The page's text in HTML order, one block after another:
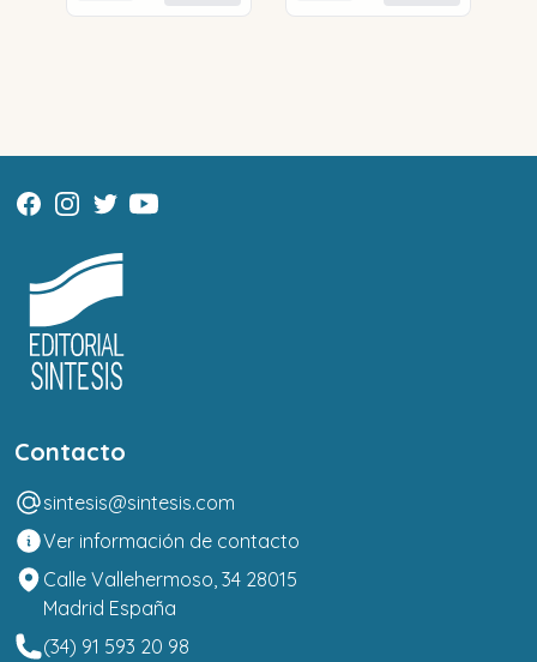
Contacto
sintesis@sintesis.com
Ver información de contacto
Calle Vallehermoso, 34 28015
Madrid España
(34) 91 593 20 98